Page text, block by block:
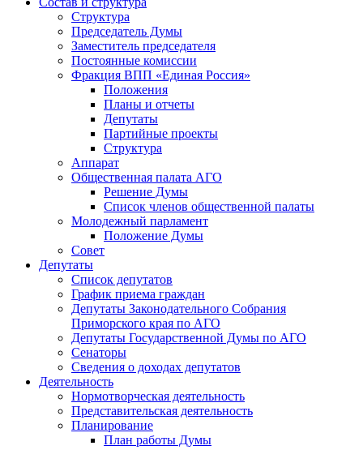
Структура
Председатель Думы
Заместитель председателя
Постоянные комиссии
Фракция ВПП «Единая Россия»
Положения
Планы и отчеты
Депутаты
Партийные проекты
Структура
Аппарат
Общественная палата АГО
Решение Думы
Список членов общественной палаты
Молодежный парламент
Положение Думы
Совет
Депутаты
Список депутатов
График приема граждан
Депутаты Законодательного Собрания
Приморского края по АГО
Депутаты Государственной Думы по АГО
Сенаторы
Сведения о доходах депутатов
Деятельность
Нормотворческая деятельность
Представительская деятельность
Планирование
План работы Думы